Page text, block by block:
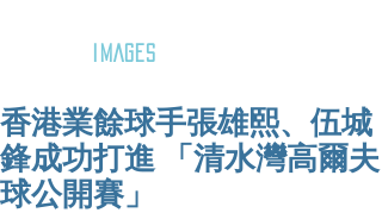
IMAGES
香港業餘球手張雄熙、伍城
鋒成功打進 「清水灣高爾夫
球公開賽」